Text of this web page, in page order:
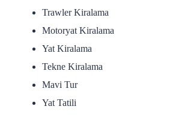
Trawler Kiralama
Motoryat Kiralama
Yat Kiralama
Tekne Kiralama
Mavi Tur
Yat Tatili